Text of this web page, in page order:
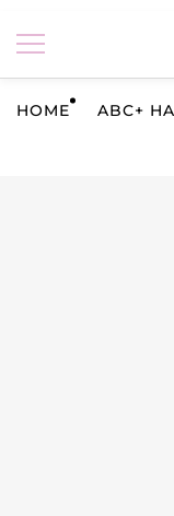
uto
HOME ABC+